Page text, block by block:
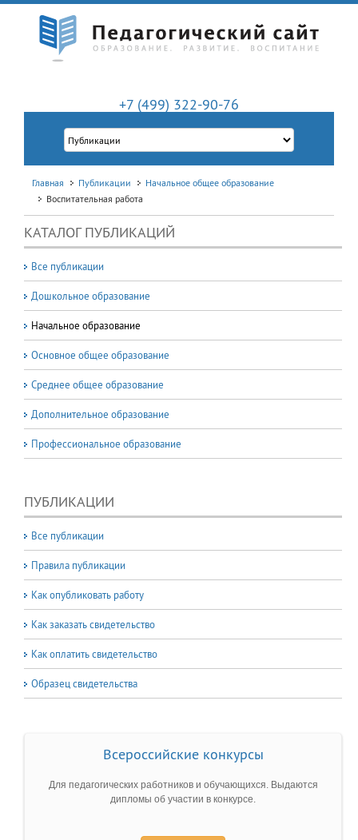
+7 (499) 322-90-76
Главная Публикации
Начальное общее образование
Воспитательная работа
КАТАЛОГ ПУБЛИКАЦИЙ
Все публикации
Дошкольное образование
Начальное образование
Основное общее образование
Среднее общее образование
Дополнительное образование
Профессиональное образование
ПУБЛИКАЦИИ
Все публикации
Правила публикации
Как опубликовать работу
Как заказать свидетельство
Как оплатить свидетельство
Образец свидетельства
Всероссийские конкурсы
Для педагогических работников и обучающихся. Выдаются
дипломы об участии в конкурсе.